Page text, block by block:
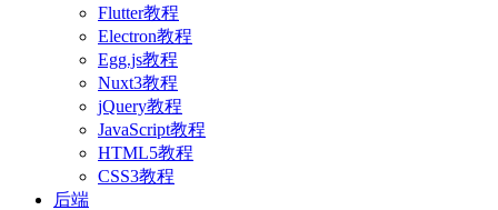
Flutter教程
Electron教程
Egg.js教程
Nuxt3教程
jQuery教程
JavaScript教程
HTML5教程
CSS3教程
后端